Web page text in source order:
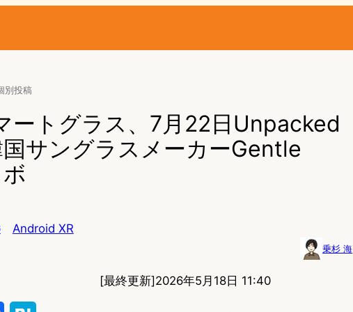
別投稿
ートグラス、7月22日Unpacked
サングラスメーカーGentle
Android XR
乗杉 海
[最終更新]2026年5月18日 11:40